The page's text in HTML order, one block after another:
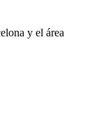
y el área